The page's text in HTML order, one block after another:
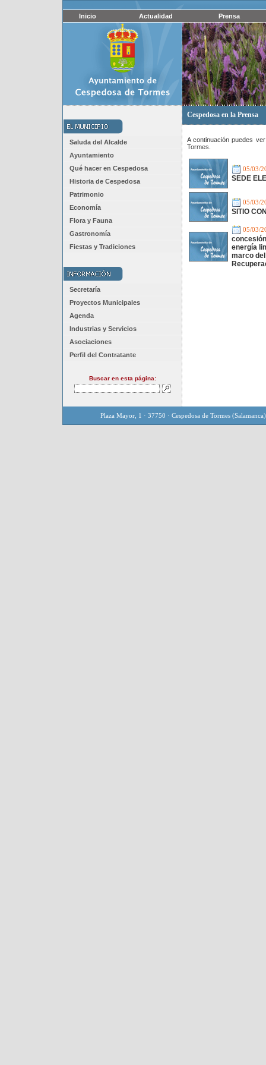
Inicio Actualidad Prensa
Saluda del Alcalde
Ayuntamiento
Qué hacer en Cespedosa
Historia de Cespedosa
Patrimonio
Economía
Flora y Fauna
Gastronomía
Fiestas y Tradiciones
Secretaría
Proyectos Municipales
Agenda
Industrias y Servicios
Asociaciones
Perfil del Contratante
Buscar en esta página:
Cespedosa en la Prensa
A continuación puedes
Tormes.
05/03/
SEDE
05/03/
SITIO
05/03/
energía
marco
Plaza Mayor, 1 · 37750 · Cespedosa de Tormes